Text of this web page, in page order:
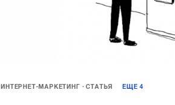
ИНТЕРНЕТ-МАРКЕТИНГ СТАТЬЯ ЕЩЕ4